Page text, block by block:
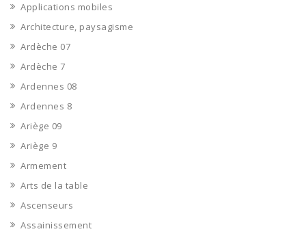
Applications mobiles
Architecture, paysagisme
Ardèche 07
Ardèche 7
Ardennes 08
Ardennes 8
Ariège 09
Ariège 9
Armement
Arts de la table
Ascenseurs
Assainissement